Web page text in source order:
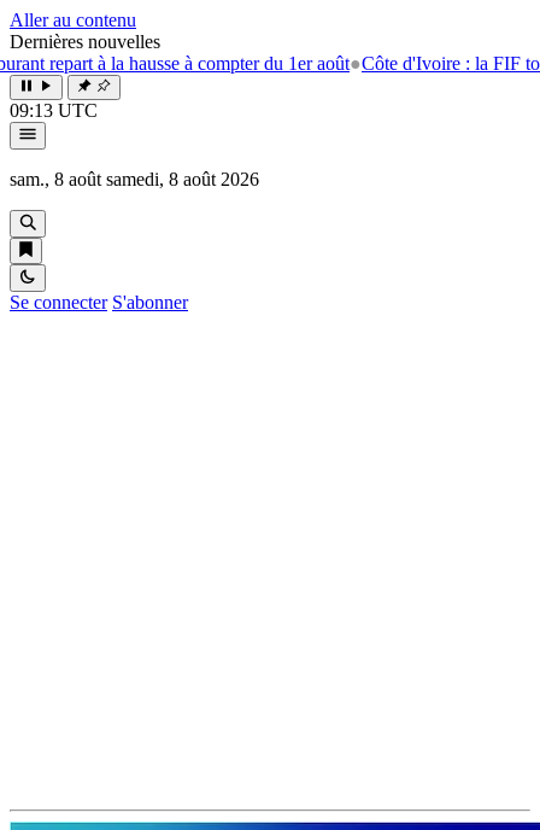
Aller au contenu
Dernières nouvelles
à la hausse à compter du 1er août●Côte d'Ivoire : la FIF tourne la
09:13 UTC
sam., 8 août samedi, 8 août 2026
Se connecter S'abonner